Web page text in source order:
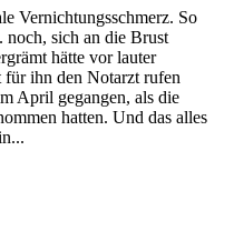
Vernichtungsschmerz. So
noch, sich an die Brust
hätte vor lauter
für ihn den Notarzt rufen
April gegangen, als die
hatten. Und das alles